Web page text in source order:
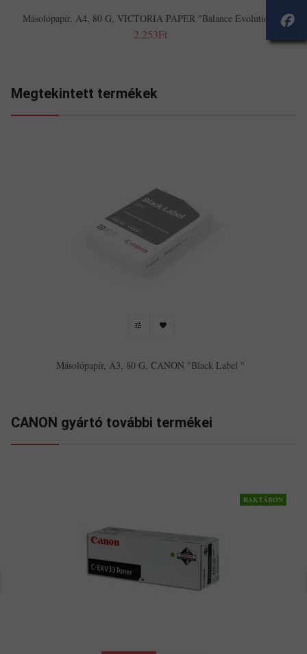
Másolópapír, A4, 80 G, VICTORIA PAPER "Balance Evolution"
2,253Ft
Megtekintett termékek
Másolópapír, A3, 80 G, CANON "Black Label "
CANON gyártó további termékei
RAKTÁRON